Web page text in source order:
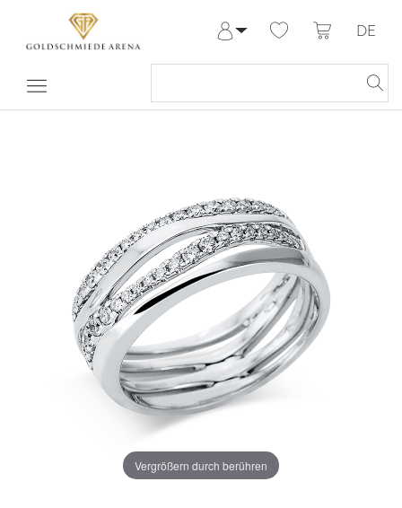
Meine Bestellungen
DE
Vergrößern durch berühren